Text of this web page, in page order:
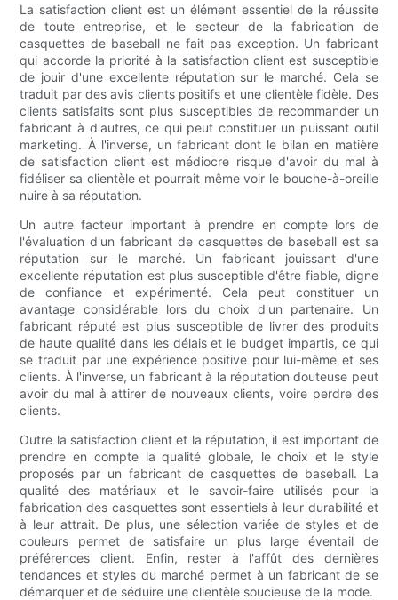
La satisfaction client est un élément essentiel de la réussite
de toute entreprise, et le secteur de la fabrication de
casquettes de baseball ne fait pas exception. Un fabricant
qui accorde la priorité à la satisfaction client est susceptible
de jouir d'une excellente réputation sur le marché. Cela se
traduit par des avis clients positifs et une clientèle fidèle. Des
clients satisfaits sont plus susceptibles de recommander un
fabricant à d'autres, ce qui peut constituer un puissant outil
marketing. À l'inverse, un fabricant dont le bilan en matière
de satisfaction client est médiocre risque d'avoir du mal à
fidéliser sa clientèle et pourrait même voir le bouche-à-oreille
nuire à sa réputation.
Un autre facteur important à prendre en compte lors de
l'évaluation d'un fabricant de casquettes de baseball est sa
réputation sur le marché. Un fabricant jouissant d'une
excellente réputation est plus susceptible d'être fiable, digne
de confiance et expérimenté. Cela peut constituer un
avantage considérable lors du choix d'un partenaire. Un
fabricant réputé est plus susceptible de livrer des produits
de haute qualité dans les délais et le budget impartis, ce qui
se traduit par une expérience positive pour lui-même et ses
clients. À l'inverse, un fabricant à la réputation douteuse peut
avoir du mal à attirer de nouveaux clients, voire perdre des
clients.
Outre la satisfaction client et la réputation, il est important de
prendre en compte la qualité globale, le choix et le style
proposés par un fabricant de casquettes de baseball. La
qualité des matériaux et le savoir-faire utilisés pour la
fabrication des casquettes sont essentiels à leur durabilité et
à leur attrait. De plus, une sélection variée de styles et de
couleurs permet de satisfaire un plus large éventail de
préférences client. Enfin, rester à l'affût des dernières
tendances et styles du marché permet à un fabricant de se
démarquer et de séduire une clientèle soucieuse de la mode.